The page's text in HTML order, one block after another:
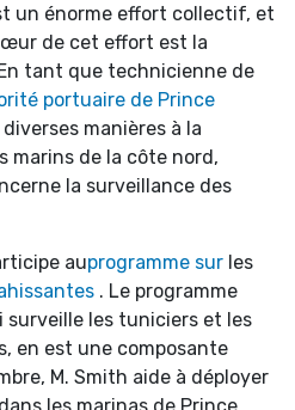
un énorme effort collectif, et
de cet effort est la
tant que technicienne de
portuaire de Prince
manières à la
marins de la côte nord,
la surveillance des
auprogramme sur les
. Le programme
les tuniciers et les
en est une composante
M. Smith aide à déployer